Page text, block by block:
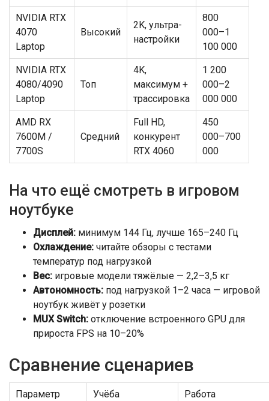
NVIDIA RTX
4070
Laptop
Высокий
2K, ультра-
настройки
800
000–1
100 000
NVIDIA RTX
4080/4090
Laptop
Топ
4K,
максимум +
трассировка
1 200
000–2
000 000
AMD RX
7600M /
7700S
Средний
Full HD,
конкурент
RTX 4060
450
000–700
000
На что ещё смотреть в игровом
ноутбуке
Дисплей: минимум 144 Гц, лучше 165–240 Гц
Охлаждение: читайте обзоры с тестами
температур под нагрузкой
Вес: игровые модели тяжёлые — 2,2–3,5 кг
Автономность: под нагрузкой 1–2 часа — игровой
ноутбук живёт у розетки
MUX Switch: отключение встроенного GPU для
прироста FPS на 10–20%
Сравнение сценариев
Параметр Учёба Работа